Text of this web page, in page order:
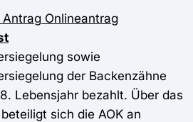
Antrag Onlineantrag
sowie
der Backenzähne
Lebensjahr bezahlt. Über das
sich die AOK an